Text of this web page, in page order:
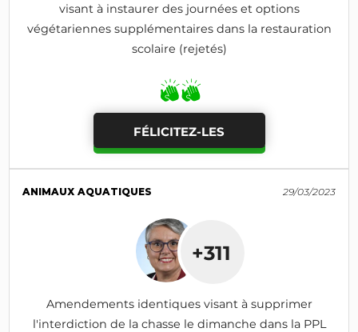
visant à instaurer des journées et options
végétariennes supplémentaires dans la restauration
scolaire (rejetés)
FÉLICITEZ-LES
ANIMAUX AQUATIQUES 29/03/2023
+311
Amendements identiques visant à supprimer
l'interdiction de la chasse le dimanche dans la PPL